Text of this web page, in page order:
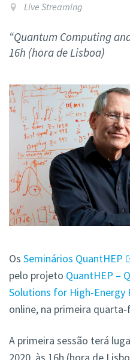
Live Streaming
“Quantum Computing
16h (hora de Lisboa)
Os Seminários QuantHEP
pelo projeto QuantHEP –
Solutions for High-Energy
online, na primeira
A primeira sessão terá